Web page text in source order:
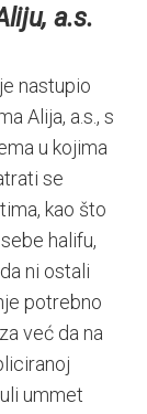
a.s.
nastupio
Alija, a.s., s
u kojima
se
kao što
halifu,
ni ostali
potrebno
već da na
ummet